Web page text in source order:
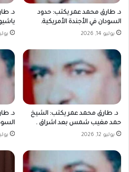
د. طارق محمد عمر يكتب: حدود
السودان في الأجندة الأمريكية.
يوليو 14, 2026
د.
يوليو 13,
د. طارق محمد عمر يكتب: الشيخ
حمد مغيب شمس بعد اشراق .
يوليو 12, 2026
د.
يوليو 11,